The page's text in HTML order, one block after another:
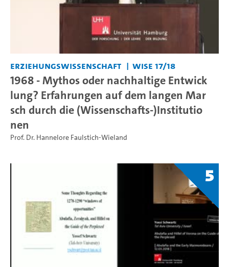
Erziehungswissenschaft WiSe 17/18
1968 - Mythos oder nachhaltige Entwick
lung? Erfahrungen auf dem langen Mar
sch durch die (Wissenschafts-)Institutio
nen
Prof. Dr. Hannelore Faulstich-Wieland
5